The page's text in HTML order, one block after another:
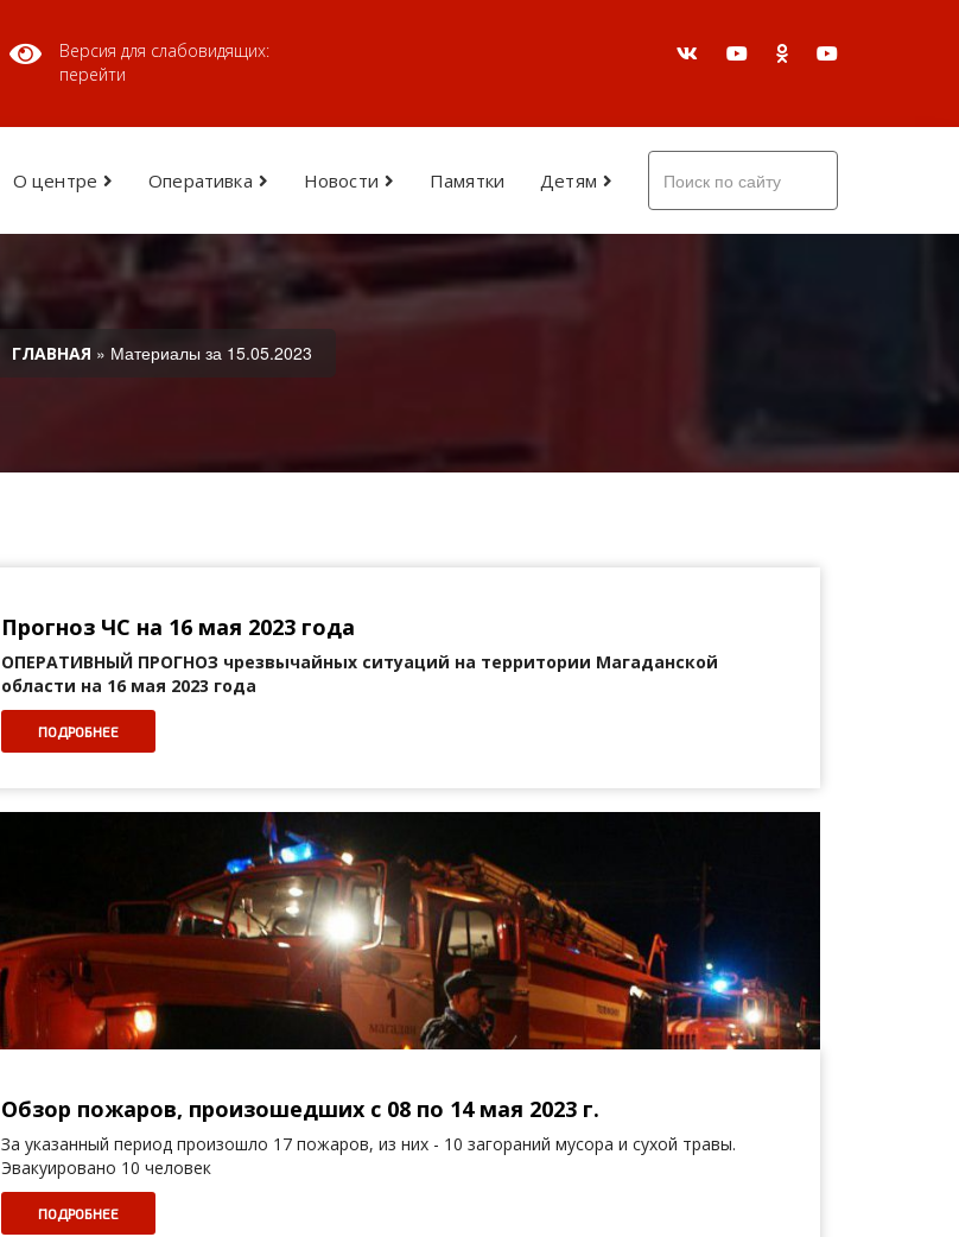
Версия для слабовидящих:
перейти
О центре Оперативка Новости Памятки Детям
ГЛАВНАЯ » Материалы за 15.05.2023
Прогноз ЧС на 16 мая 2023 года
ОПЕРАТИВНЫЙ ПРОГНОЗ чрезвычайных ситуаций на территории Магаданской
области на 16 мая 2023 года
ПОДРОБНЕЕ
Обзор пожаров, произошедших с 08 по 14 мая 2023 г.
За указанный период произошло 17 пожаров, из них - 10 загораний мусора и сухой травы.
Эвакуировано 10 человек
ПОДРОБНЕЕ